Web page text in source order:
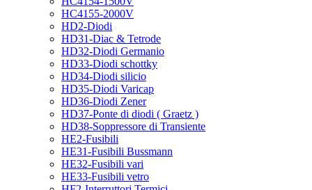
HC4155-2000V
HD2-Diodi
HD31-Diac & Tetrode
HD32-Diodi Germanio
HD33-Diodi schottky
HD34-Diodi silicio
HD35-Diodi Varicap
HD36-Diodi Zener
HD37-Ponte di diodi ( Graetz )
HD38-Soppressore di Transiente
HE2-Fusibili
HE31-Fusibili Bussmann
HE32-Fusibili vari
HE33-Fusibili vetro